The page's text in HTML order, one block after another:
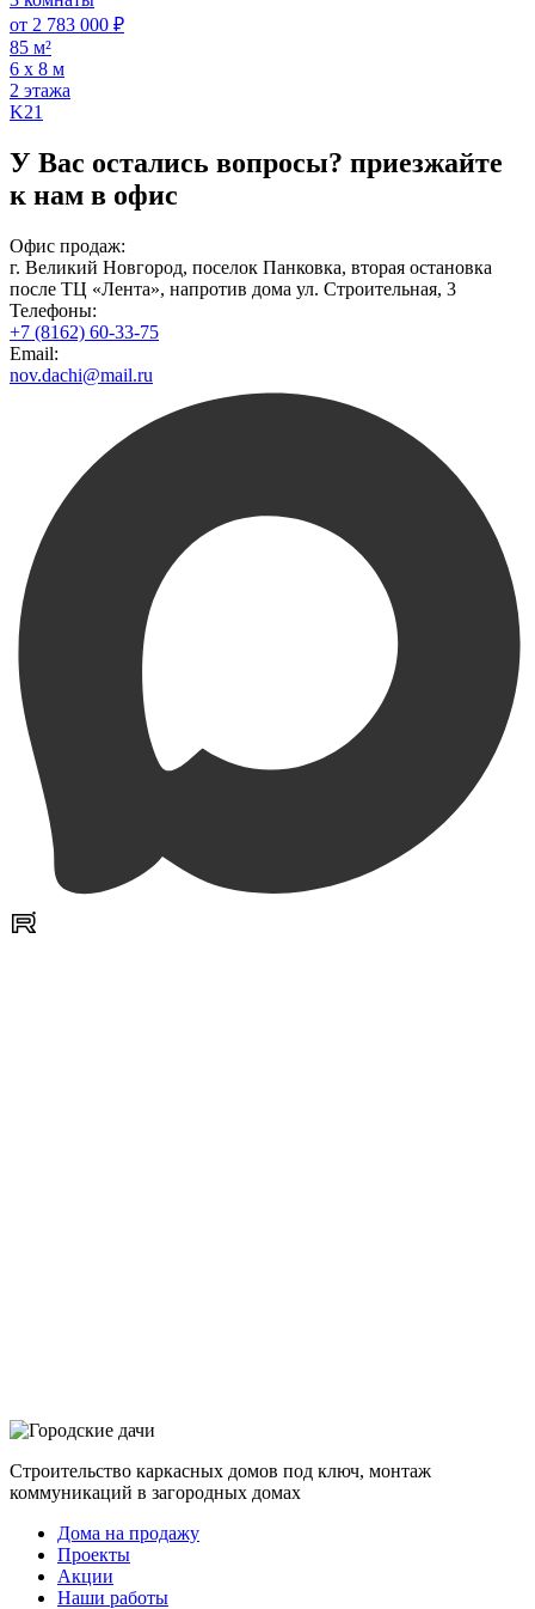
от 2 783 000 ₽
85 м²
6 х 8 м
2 этажа
K21
У Вас остались вопросы? приезжайте
к нам в офис
Офис продаж:
г. Великий Новгород, поселок Панковка, вторая остановка
после ТЦ «Лента», напротив дома ул. Строительная, 3
Телефоны:
+7 (8162) 60-33-75
Email:
nov.dachi@mail.ru
Строительство каркасных домов под ключ, монтаж
коммуникаций в загородных домах
Дома на продажу
Проекты
Акции
Наши работы